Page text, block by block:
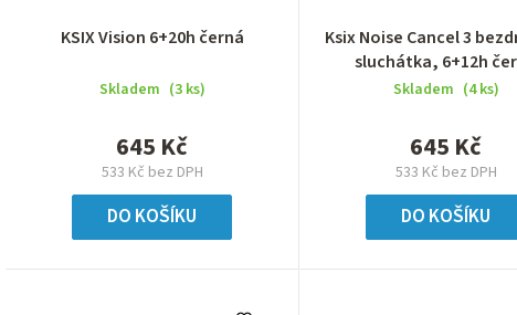
KSIX Vision 6+20h černá
Skladem (3 ks)
533 Kč bez DPH
645 Kč
DO KOŠÍKU
Ksix Noise Cancel 3
sluchátka, 6+12h
Skladem (4 ks)
533 Kč bez DPH
645 Kč
DO KOŠÍKU